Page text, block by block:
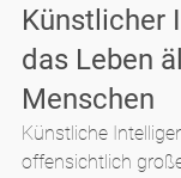
Künstlicher
das Leben
Menschen
Künstliche
offensichtlich